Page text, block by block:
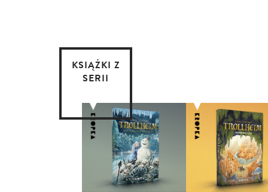
KSIĄŻKI Z
SERII